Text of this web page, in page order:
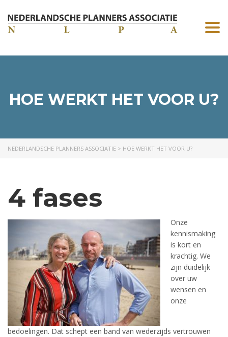
HOE WERKT HET VOOR U?
NEDERLANDSCHE PLANNERS ASSOCIATIE > HOE WERKT HET VOOR U?
4 fases
Onze
kennismaking
is kort en
krachtig. We
zijn duidelijk
over uw
wensen en
onze
bedoelingen. Dat schept een band van wederzijds vertrouwen